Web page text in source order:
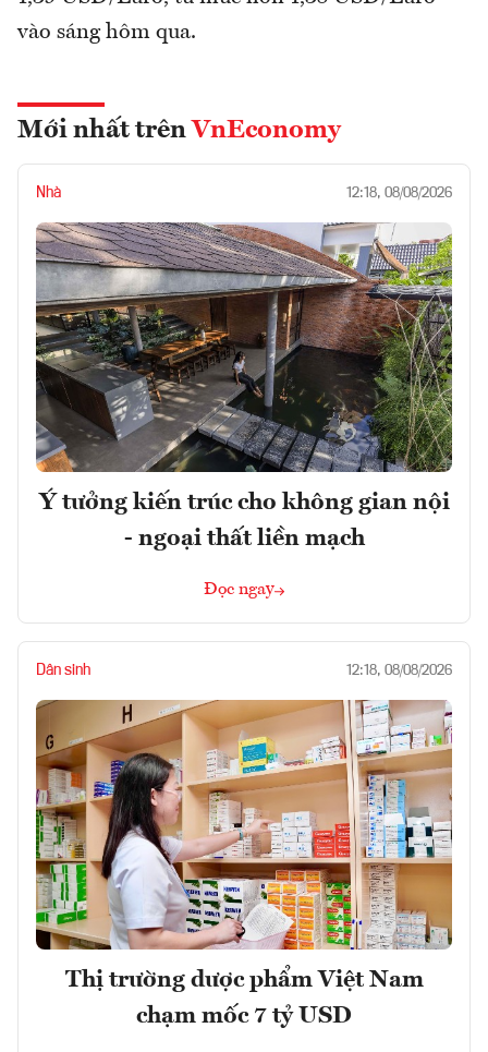
vào sáng hôm qua.
Mới nhất trên VnEconomy
Nhà 12:18, 08/08/2026
Ý tưởng kiến trúc cho không gian nội
- ngoại thất liền mạch
Đọc ngay
Dân sinh 12:18, 08/08/2026
Thị trường dược phẩm Việt Nam
chạm mốc 7 tỷ USD